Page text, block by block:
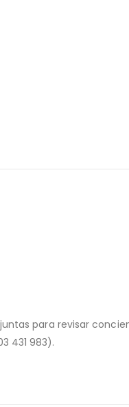
para revisar
431 983).